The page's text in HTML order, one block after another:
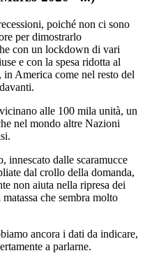
poiché non ci sono
per dimostrarlo
con un lockdown di vari
e con la spesa ridotta al
America come nel resto del
alle 100 mila unità, un
nel mondo altre Nazioni
innescato dalle scaramucce
dal crollo della domanda,
non aiuta nella ripresa dei
che sembra molto
ancora i dati da indicare,
a parlarne.